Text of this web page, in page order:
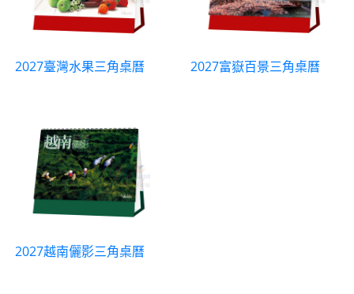
2027臺灣水果三角桌曆 2027富嶽百景三角桌曆
2027越南儷影三角桌曆